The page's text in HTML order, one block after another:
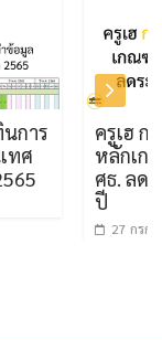
ครูเฮ ก.ค.ศ.
หลักเกณฑ์ ย้
ศธ. ลดระยะเ
27 กรกฎาคม